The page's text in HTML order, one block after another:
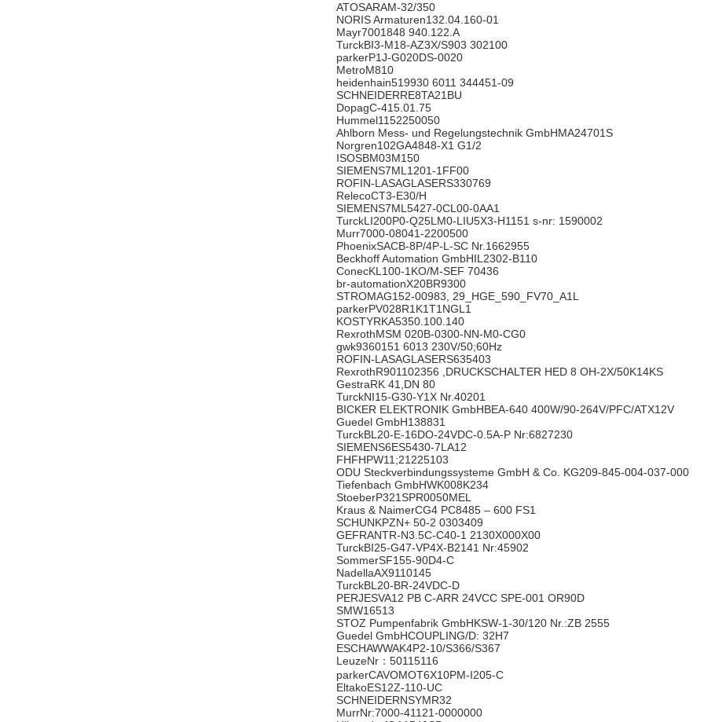
ATOSARAM-32/350
NORIS Armaturen132.04.160-01
Mayr7001848 940.122.A
TurckBI3-M18-AZ3X/S903 302100
parkerP1J-G020DS-0020
MetroM810
heidenhain519930 6011 344451-09
SCHNEIDERRE8TA21BU
DopagC-415.01.75
Hummel1152250050
Ahlborn Mess- und Regelungstechnik GmbHMA24701S
Norgren102GA4848-X1 G1/2
ISOSBM03M150
SIEMENS7ML1201-1FF00
ROFIN-LASAGLASERS330769
RelecoCT3-E30/H
SIEMENS7ML5427-0CL00-0AA1
TurckLI200P0-Q25LM0-LIU5X3-H1151 s-nr: 1590002
Murr7000-08041-2200500
PhoenixSACB-8P/4P-L-SC Nr.1662955
Beckhoff Automation GmbHIL2302-B110
ConecKL100-1KO/M-SEF 70436
br-automationX20BR9300
STROMAG152-00983, 29_HGE_590_FV70_A1L
parkerPV028R1K1T1NGL1
KOSTYRKA5350.100.140
RexrothMSM 020B-0300-NN-M0-CG0
gwk9360151 6013 230V/50;60Hz
ROFIN-LASAGLASERS635403
RexrothR901102356 ,DRUCKSCHALTER HED 8 OH-2X/50K14KS
GestraRK 41,DN 80
TurckNI15-G30-Y1X Nr.40201
BICKER ELEKTRONIK GmbHBEA-640 400W/90-264V/PFC/ATX12V
Guedel GmbH138831
TurckBL20-E-16DO-24VDC-0.5A-P Nr:6827230
SIEMENS6ES5430-7LA12
FHFHPW11;21225103
ODU Steckverbindungssysteme GmbH & Co. KG209-845-004-037-000
Tiefenbach GmbHWK008K234
StoeberP321SPR0050MEL
Kraus & NaimerCG4 PC8485 – 600 FS1
SCHUNKPZN+ 50-2 0303409
GEFRANTR-N3.5C-C40-1 2130X000X00
TurckBI25-G47-VP4X-B2141 Nr:45902
SommerSF155-90D4-C
NadellaAX9110145
TurckBL20-BR-24VDC-D
PERJESVA12 PB C-ARR 24VCC SPE-001 OR90D
SMW16513
STOZ Pumpenfabrik GmbHKSW-1-30/120 Nr.:ZB 2555
Guedel GmbHCOUPLING/D: 32H7
ESCHAWWAK4P2-10/S366/S367
LeuzeNr：50115116
parkerCAVOMOT6X10PM-I205-C
EltakoES12Z-110-UC
SCHNEIDERNSYMR32
MurrNr:7000-41121-0000000